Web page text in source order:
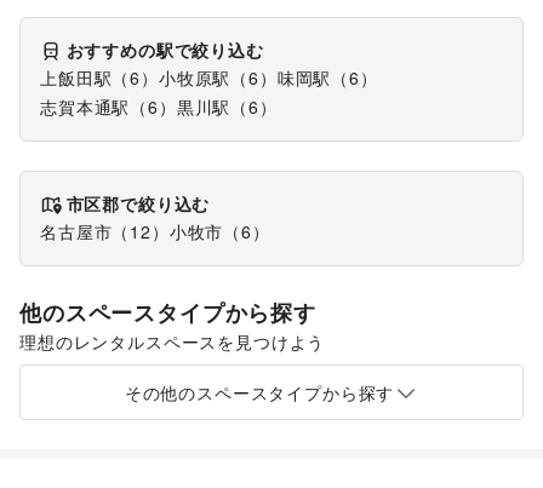
おすすめの駅で絞り込む
上飯田駅 （6 ） 小牧原駅 （6 ） 味岡駅 （6 ）
志賀本通駅 （6 ） 黒川駅 （6 ）
市区郡で絞り込む
名古屋市 （ 12 ） 小牧市 （6 ）
他のスペースタイプから探す
理想のレンタルスペースを見つけよう
ショッピングモール
スーパーマーケット
その他のスペースタイプから探す